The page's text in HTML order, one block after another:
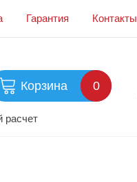
Гарантия Контакты
Корзина 0
расчет